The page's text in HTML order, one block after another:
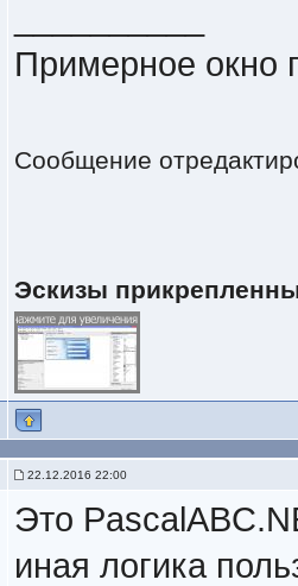
Примерное окно
Сообщение
Эскизы
22.12.2016 22:00
Это
иная логика